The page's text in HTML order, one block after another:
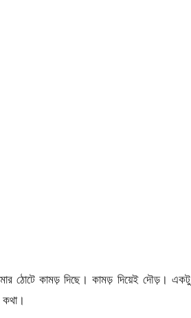
ঠোটে কামড় দিছে। কামড় দিয়েই দৌড়। একটু
কথা।